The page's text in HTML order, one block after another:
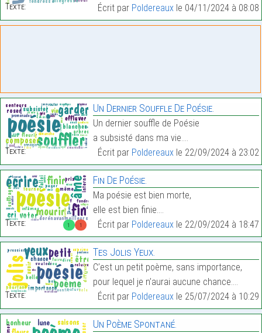
Texte: Écrit par Poldereauxle 04/11/2024 à 08:08
Texte:
Un Dernier Souffle De Poésie.
Un dernier souffle de Poésie
a subsisté dans ma vie.…
Écrit par Poldereauxle 22/09/2024 à 23:02
1 1
Texte:
Fin De Poésie.
Ma poésie est bien morte,
elle est bien finie.…
Écrit par Poldereauxle 22/09/2024 à 18:47
Texte:
Tes Jolis Yeux.
C’est un petit poème, sans importance,
pour lequel je n’aurai aucune chance.…
Écrit par Poldereauxle 25/07/2024 à 10:29
Un Poème Spontané.